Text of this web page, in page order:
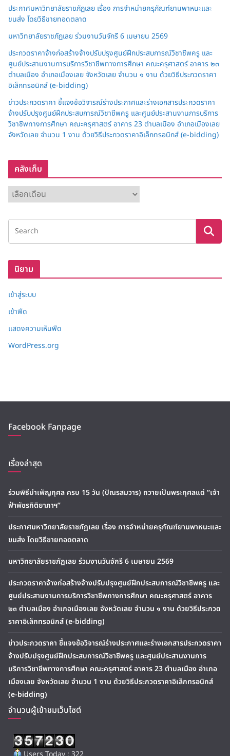
ประกาศมหาวิทยาลัยราชภัฏเลย เรื่อง การจำหน่ายครุภัณฑ์ยานพาหนะและ
ขนส่ง โดยวิธีขายทอดตลาด
มหาวิทยาลัยราชภัฏเลย ร่วมงานวันจักรี 6 เมษายน 2569
ประกวดราคาจ้างก่อสร้างจ้างปรับปรุงศูนย์ฝึกประสบการณ์วิชาชีพครู และ
ศูนย์ประสานงานการบริการวิชาชีพทางการศึกษา คณะครุศาสตร์ อาคาร ๒๓
ตำบลเมือง อำเภอเมืองเลย จังหวัดเลย จำนวน ๑ งาน ด้วยวิธีประกวดราคา
อิเล็กทรอนิกส์ (e-bidding)
ข่าวประกวดราคา ชี้แจงข้อวิจารณ์ร่างประกาศและร่างเอกสารประกวดราคา
จ้างปรับปรุงศูนย์ฝึกประสบการณ์วิชาชีพครู และศูนย์ประสานงานการบริการ
วิชาชีพทางการศึกษา คณะครุศาสตร์ อาคาร 23 ตำบลเมือง อำเภอเมืองเลย
จังหวัดเลย จำนวน 1 งาน ด้วยวิธีประกวดราคาอิเล็กทรอนิกส์ (e-bidding)
คลังเก็บ
ลั
ง
ก็
นิยาม
เข้าสู่ระบบ
เข้าฟีด
แสดงความเห็นฟีด
WordPress.org
Facebook Fanpage
เรื่องล่าสุด
ร่วมพิธีบำเพ็ญกุศล ครบ 15 วัน (ปัณรสมวาร) ถวายเป็นพระกุศลแด่ “เจ้า
ฟ้าพัชรกิติยาภาฯ”
ประกาศมหาวิทยาลัยราชภัฏเลย เรื่อง การจำหน่ายครุภัณฑ์ยานพาหนะและ
ขนส่ง โดยวิธีขายทอดตลาด
มหาวิทยาลัยราชภัฏเลย ร่วมงานวันจักรี 6 เมษายน 2569
ประกวดราคาจ้างก่อสร้างจ้างปรับปรุงศูนย์ฝึกประสบการณ์วิชาชีพครู และ
ศูนย์ประสานงานการบริการวิชาชีพทางการศึกษา คณะครุศาสตร์ อาคาร
๒๓ ตำบลเมือง อำเภอเมืองเลย จังหวัดเลย จำนวน ๑ งาน ด้วยวิธีประกวด
ราคาอิเล็กทรอนิกส์ (e-bidding)
ข่าวประกวดราคา ชี้แจงข้อวิจารณ์ร่างประกาศและร่างเอกสารประกวดราคา
จ้างปรับปรุงศูนย์ฝึกประสบการณ์วิชาชีพครู และศูนย์ประสานงานการ
บริการวิชาชีพทางการศึกษา คณะครุศาสตร์ อาคาร 23 ตำบลเมือง อำเภอ
เมืองเลย จังหวัดเลย จำนวน 1 งาน ด้วยวิธีประกวดราคาอิเล็กทรอนิกส์
(e-bidding)
จำนวนผู้เข้าชมเว็บไซต์